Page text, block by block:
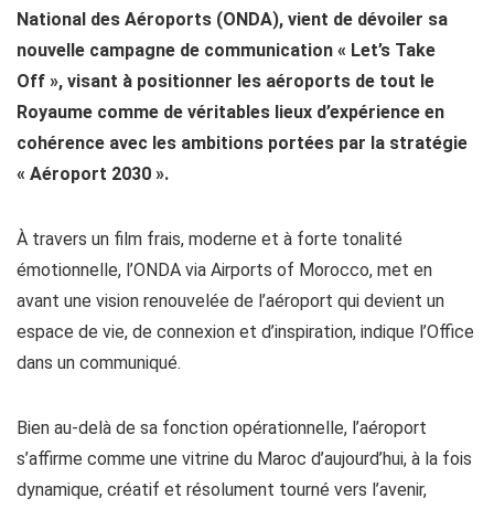
National des Aéroports (ONDA), vient de dévoiler sa
nouvelle campagne de communication « Let’s Take
Off », visant à positionner les aéroports de tout le
Royaume comme de véritables lieux d’expérience en
cohérence avec les ambitions portées par la stratégie
« Aéroport 2030 ».
À travers un film frais, moderne et à forte tonalité
émotionnelle, l’ONDA via Airports of Morocco, met en
avant une vision renouvelée de l’aéroport qui devient un
espace de vie, de connexion et d’inspiration, indique l’Office
dans un communiqué.
Bien au-delà de sa fonction opérationnelle, l’aéroport
s’affirme comme une vitrine du Maroc d’aujourd’hui, à la fois
dynamique, créatif et résolument tourné vers l’avenir,